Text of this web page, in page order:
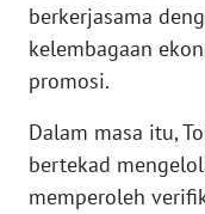
berkerjasama
kelembagaan
promosi.
Dalam masa itu,
bertekad
memperoleh
WN
NTB
SULTENG
WN